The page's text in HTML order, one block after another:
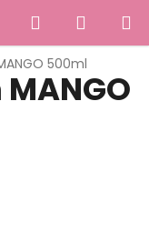
Suchen
500ml